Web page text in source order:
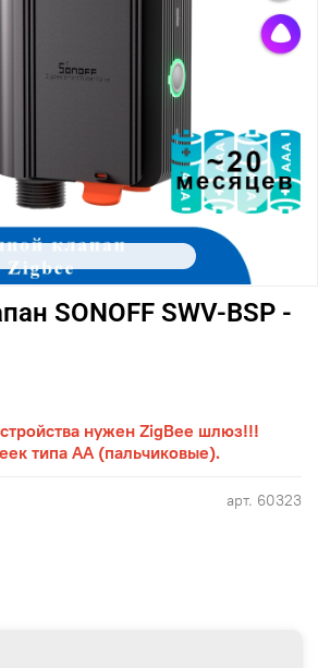
арт. 60323
SONOFF SWV-BSP -
нужен ZigBee шлюз!!!
типа АА (пальчиковые).